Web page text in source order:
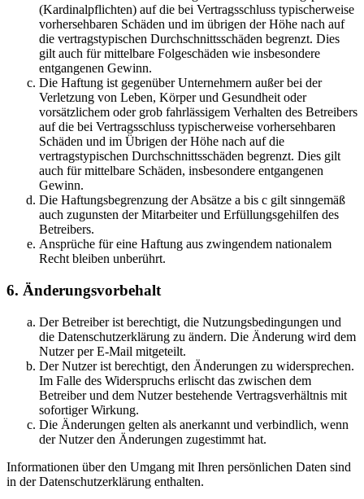
(Kardinalpflichten) auf die bei Vertragsschluss typischerweise
vorhersehbaren Schäden und im übrigen der Höhe nach auf
die vertragstypischen Durchschnittsschäden begrenzt. Dies
gilt auch für mittelbare Folgeschäden wie insbesondere
entgangenen Gewinn.
Die Haftung ist gegenüber Unternehmern außer bei der
Verletzung von Leben, Körper und Gesundheit oder
vorsätzlichem oder grob fahrlässigem Verhalten des Betreibers
auf die bei Vertragsschluss typischerweise vorhersehbaren
Schäden und im Übrigen der Höhe nach auf die
vertragstypischen Durchschnittsschäden begrenzt. Dies gilt
auch für mittelbare Schäden, insbesondere entgangenen
Gewinn.
Die Haftungsbegrenzung der Absätze a bis c gilt sinngemäß
auch zugunsten der Mitarbeiter und Erfüllungsgehilfen des
Betreibers.
Ansprüche für eine Haftung aus zwingendem nationalem
Recht bleiben unberührt.
6. Änderungsvorbehalt
Der Betreiber ist berechtigt, die Nutzungsbedingungen und
die Datenschutzerklärung zu ändern. Die Änderung wird dem
Nutzer per E-Mail mitgeteilt.
Der Nutzer ist berechtigt, den Änderungen zu widersprechen.
Im Falle des Widerspruchs erlischt das zwischen dem
Betreiber und dem Nutzer bestehende Vertragsverhältnis mit
sofortiger Wirkung.
Die Änderungen gelten als anerkannt und verbindlich, wenn
der Nutzer den Änderungen zugestimmt hat.
Informationen über den Umgang mit Ihren persönlichen Daten sind
in der Datenschutzerklärung enthalten.